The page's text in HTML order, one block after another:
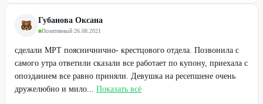
Губанова Оксана
Позитивный·26.08.2021
сделали МРТ поясничнично- крестцового отдела. Позвонила с
самого утра ответили сказали все работает по купону, приехала с
опозданием все равно приняли. Девушка на ресепшене очень
дружелюбно и мило... Показать всё